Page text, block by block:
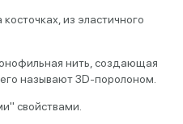
из эластичного
нить, создающая
называют 3D-поролоном.
свойствами.